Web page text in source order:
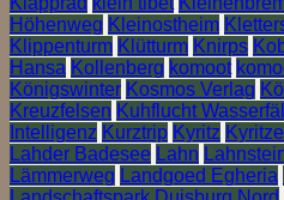
Höhenweg Kleinostheim
Klippenturm Klütturm Knirps
Hansa Kollenberg komoot
Königswinter Kosmos Verlag
Kreuzfelsen Kuhflucht
Intelligenz Kurztrip Kyritz
Lahder Badesee Lahn
Lämmerweg Landgoed Egheria